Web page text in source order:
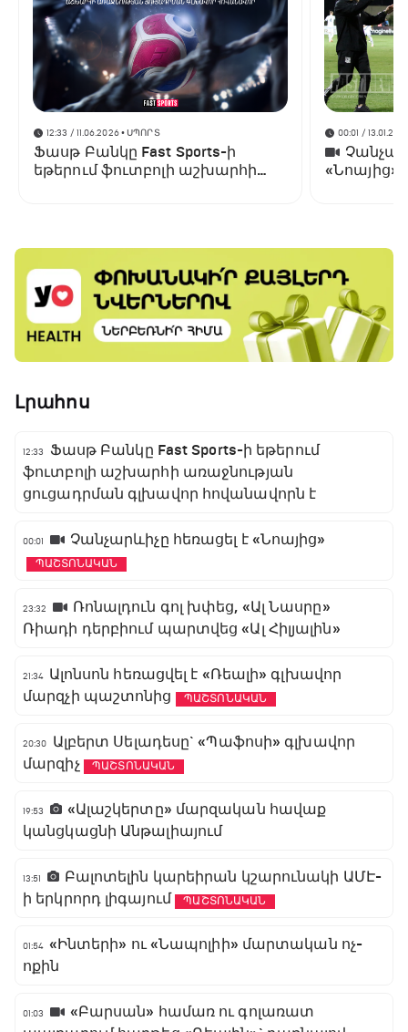
12:33 / 11.06.2026• ՍՊՈՐՏ
Ֆասթ Բանկը Fast Sports-ի
եթերում ֆուտբոլի աշխարհի
00:01 /
«Նոայից»
Լրահոս
12:33
Ֆասթ Բանկը Fast Sports-ի եթերում
ֆուտբոլի աշխարհի առաջնության
ցուցադրման գլխավոր հովանավորն է
00:01 Չանչարևիչը հեռացել է «Նոայից»
ՊԱՇՏՈՆԱԿԱՆ
23:32
Ռոնալդուն գոլ խփեց, «Ալ Նասրը»
Ռիադի դերբիում պարտվեց «Ալ Հիլյալին»
21:34 Ալոնսոն հեռացվել է «Ռեալի» գլխավոր
մարզչի պաշտոնից
ՊԱՇՏՈՆԱԿԱՆ
20:30
Ալբերտ Սելադեսը` «Պաֆոսի» գլխավոր
մարզիչ
ՊԱՇՏՈՆԱԿԱՆ
19:53
«Ալաշկերտը» մարզական հավաք
կանցկացնի Անթալիայում
13:51
Բալոտելին կարեիրան կշարունակի ԱՄԷ-
ի երկրորդ լիգայում
ՊԱՇՏՈՆԱԿԱՆ
01:54 «Ինտերի» ու «Նապոլիի» մարտական ոչ-
ոքին
01:03
«Բարսան» համառ ու գոլառատ